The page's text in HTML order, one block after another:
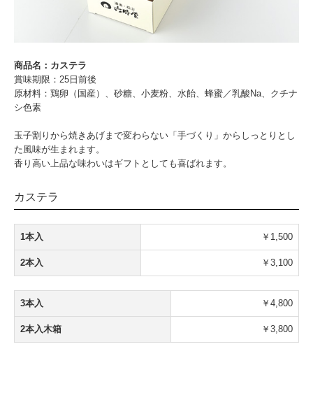
商品名：カステラ
賞味期限：25日前後
原材料：鶏卵（国産）、砂糖、小麦粉、水飴、蜂蜜／乳酸Na、クチナ
シ色素
玉子割りから焼きあげまで変わらない「手づくり」からしっとりとし
た風味が生まれます。
香り高い上品な味わいはギフトとしても喜ばれます。
カステラ
1本入 ￥1,500
2本入 ￥3,100
3本入 ￥4,800
2本入木箱 ￥3,800